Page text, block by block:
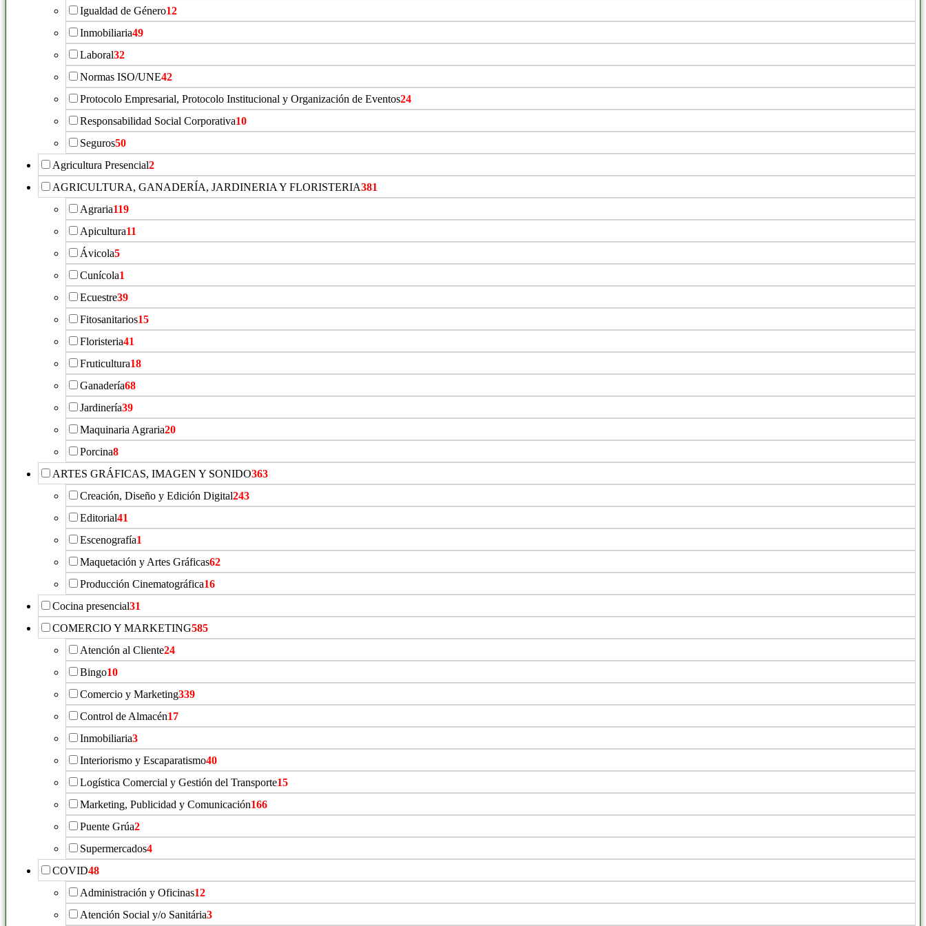
Igualdad de Género12
Inmobiliaria49
Laboral32
Normas ISO/UNE42
Protocolo Empresarial, Protocolo Institucional y Organización de Eventos24
Responsabilidad Social Corporativa10
Seguros50
Agricultura Presencial2
AGRICULTURA, GANADERÍA, JARDINERIA Y FLORISTERIA381
Agraria119
Apicultura11
Ávicola5
Cunícola1
Ecuestre39
Fitosanitarios15
Floristeria41
Fruticultura18
Ganadería68
Jardinería39
Maquinaria Agraria20
Porcina8
ARTES GRÁFICAS, IMAGEN Y SONIDO363
Creación, Diseño y Edición Digital243
Editorial41
Escenografía1
Maquetación y Artes Gráficas62
Producción Cinematográfica16
Cocina presencial31
COMERCIO Y MARKETING585
Atención al Cliente24
Bingo10
Comercio y Marketing339
Control de Almacén17
Inmobiliaria3
Interiorismo y Escaparatismo40
Logística Comercial y Gestión del Transporte15
Marketing, Publicidad y Comunicación166
Puente Grúa2
Supermercados4
COVID48
Administración y Oficinas12
Atención Social y/o Sanitária3